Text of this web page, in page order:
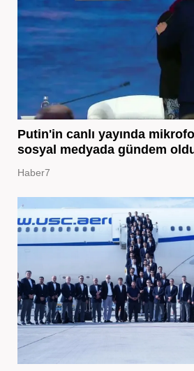
Putin'in canlı yayında
sosyal medyada gündem
Haber7